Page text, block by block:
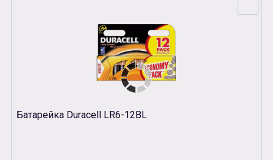
Батарейка Duracell LR6-12BL